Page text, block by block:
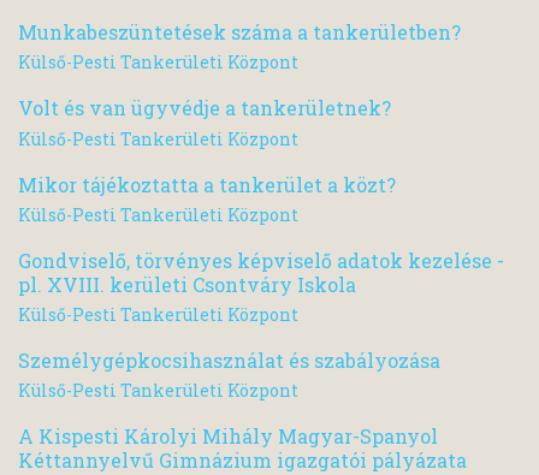
Munkabeszüntetések száma a tankerületben?
Külső-Pesti Tankerületi Központ
Volt és van ügyvédje a tankerületnek?
Külső-Pesti Tankerületi Központ
Mikor tájékoztatta a tankerület a közt?
Külső-Pesti Tankerületi Központ
Gondviselő, törvényes képviselő adatok kezelése -
pl. XVIII. kerületi Csontváry Iskola
Külső-Pesti Tankerületi Központ
Személygépkocsihasználat és szabályozása
Külső-Pesti Tankerületi Központ
A Kispesti Károlyi Mihály Magyar-Spanyol
Kéttannyelvű Gimnázium igazgatói pályázata